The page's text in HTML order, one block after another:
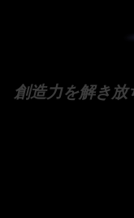
創造力を解き放